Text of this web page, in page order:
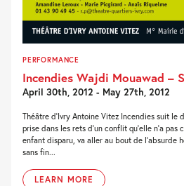
PERFORMANCE
Incendies Wajdi Mouawad –
April 30th, 2012 - May 27th, 2012
Théâtre d’Ivry Antoine Vitez Incendies suit le
prise dans les rets d’un conflit qu’elle n’a
enfant disparu, va aller au bout de l’absurde
sans fin...
LEARN MORE